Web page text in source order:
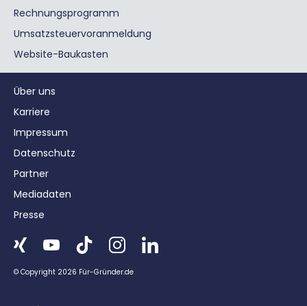
Rechnungsprogramm
Umsatzsteuervoranmeldung
Website-Baukasten
Über uns
Karriere
Impressum
Datenschutz
Partner
Mediadaten
Presse
© Copyright 2026 Für-Gründer.de